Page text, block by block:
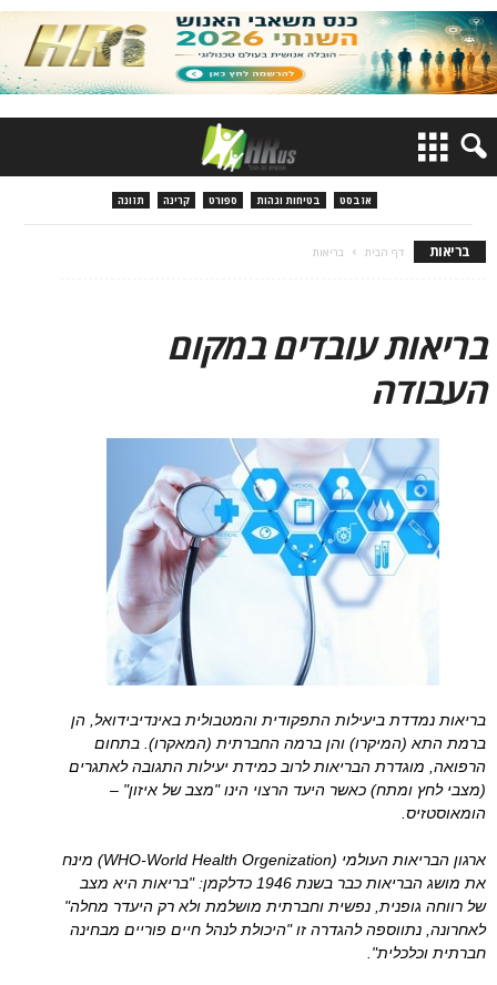
אזבסט בטיחות וגהות ספורט קרינה תזונה
בריאות דף הבית בריאות
בריאות עובדים במקום
העבודה
בריאות נמדדת ביעילות התפקודית והמטבולית באינדיבידואל, הן
ברמת התא (המיקרו) והן ברמה החברתית (המאקרו). בתחום
הרפואה, מוגדרת הבריאות לרוב כמידת יעילות התגובה לאתגרים
(מצבי לחץ ומתח) כאשר היעד הרצוי הינו "מצב של איזון" –
הומאוסטזיס.
ארגון הבריאות העולמי (WHO-World Health Orgenization) מינח
את מושג הבריאות כבר בשנת 1946 כדלקמן: "בריאות היא מצב
של רווחה גופנית, נפשית וחברתית מושלמת ולא רק היעדר מחלה"
לאחרונה, נתווספה להגדרה זו "היכולת לנהל חיים פוריים מבחינה
חברתית וכלכלית".